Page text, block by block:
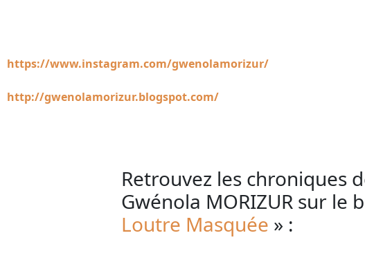
https://www.instagram.com/gwenolamorizur/
http://gwenolamorizur.blogspot.com/
Retrouvez les chroniques
Gwénola MORIZUR sur le
Loutre Masquée » :